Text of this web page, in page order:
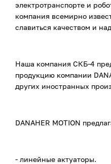
электротранспорте и
компания всемирно
славиться качеством и
Наша компания СКБ-4
продукцию компании
других иностранных
DANAHER MOTION
- линейные актуаторы.